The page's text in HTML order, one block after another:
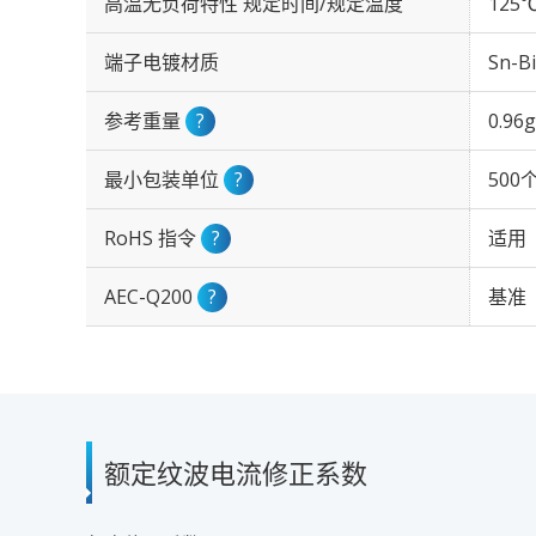
端子电镀材质 Sn-Bi
参考重量 ? 0.96g
最小包装单位 ? 500
RoHS 指令 ? 适用
AEC-Q200 ? 基准
额定纹波电流修正系数